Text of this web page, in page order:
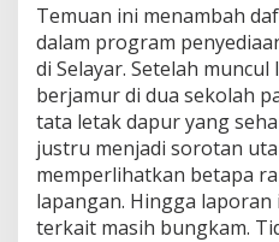
n
D
i
d
u
g
a
B
e
Temuan ini menambah
dalam program
di Selayar. Setelah
berjamur di dua sekolah
tata letak dapur yang
justru menjadi sorotan
memperlihatkan betapa
lapangan. Hingga
terkait masih bungkam.